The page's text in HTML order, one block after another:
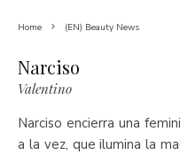
Home (EN) Beauty News
Narciso
Valentino
Narciso encierra una
a la vez, que ilumina la